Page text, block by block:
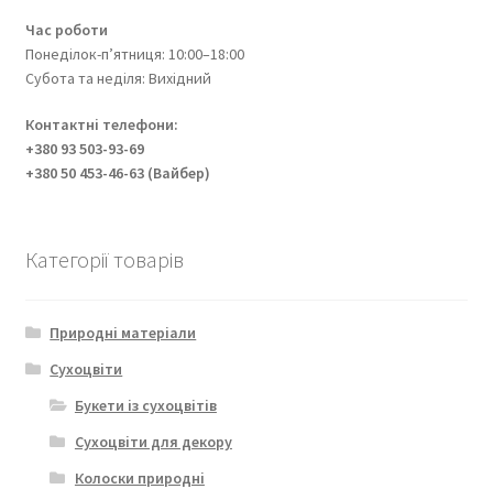
Час роботи
Понеділок-п’ятниця: 10:00–18:00
Субота та неділя: Вихідний
Контактні телефони:
+380 93 503-93-69
+380 50 453-46-63 (Вайбер)
Категорії товарів
Природні матеріали
Сухоцвіти
Букети із сухоцвітів
Сухоцвіти для декору
Колоски природні